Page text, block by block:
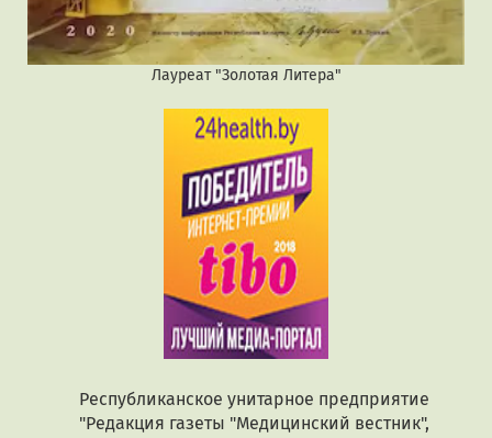
Лауреат "Золотая Литера"
Республиканское унитарное предприятие
"Редакция газеты "Медицинский вестник",